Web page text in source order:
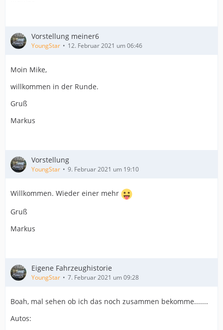
Vorstellung meiner6
YoungStar 12. Februar 2021 um 06:46
Moin Mike,
willkommen in der Runde.
Gruß
Markus
Vorstellung
YoungStar 9. Februar 2021 um 19:10
Willkommen. Wieder einer mehr
Gruß
Markus
Eigene Fahrzeughistorie
YoungStar 7. Februar 2021 um 09:28
Boah, mal sehen ob ich das noch zusammen bekomme.......
Autos: